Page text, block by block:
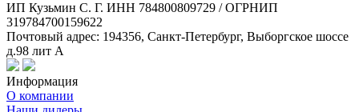
ИП Кузьмин C. Г. ИНН 784800809729 / ОГРНИП
319784700159622
Почтовый адрес: 194356, Санкт-Петербург, Выборгское шоссе
д.98 лит А
Информация
О компании